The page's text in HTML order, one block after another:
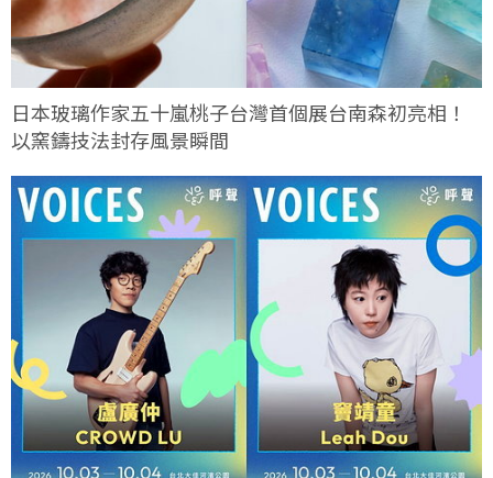
日本玻璃作家五十嵐桃子台灣首個展台南森初亮相！
以窯鑄技法封存風景瞬間